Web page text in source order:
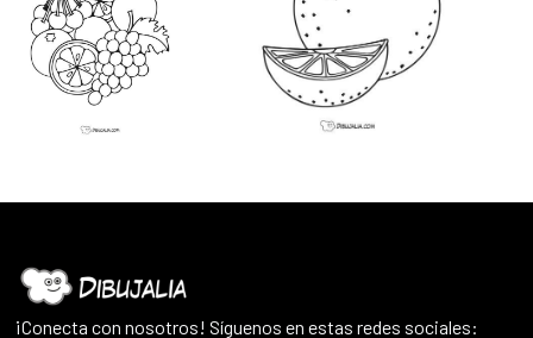
¡Conecta con nosotros! Síguenos en estas redes sociales: